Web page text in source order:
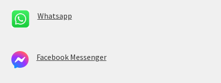
Whatsapp
Facebook Messenger